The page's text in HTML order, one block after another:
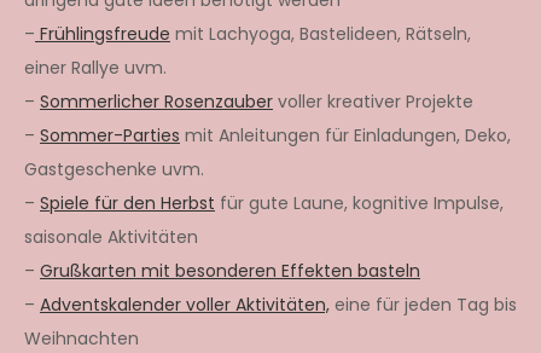
– Frühlingsfreude mit Lachyoga, Bastelideen, Rätseln,
einer Rallye uvm.
– Sommerlicher Rosenzauber voller kreativer Projekte
– Sommer-Parties mit Anleitungen für Einladungen, Deko,
Gastgeschenke uvm.
– Spiele für den Herbst für gute Laune, kognitive Impulse,
saisonale Aktivitäten
– Grußkarten mit besonderen Effekten basteln
– Adventskalender voller Aktivitäten, eine für jeden Tag bis
Weihnachten